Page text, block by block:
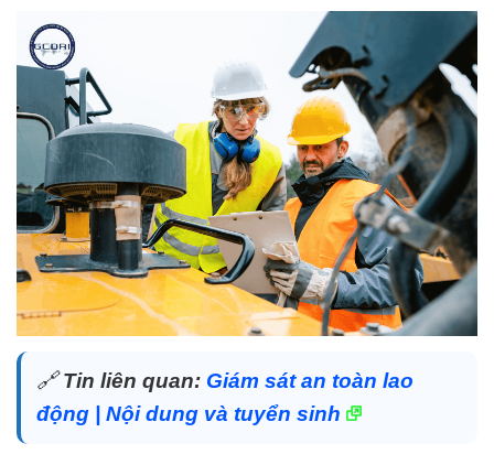
🔗Tin liên quan: Giám sát an toàn lao
động | Nội dung và tuyển sinh